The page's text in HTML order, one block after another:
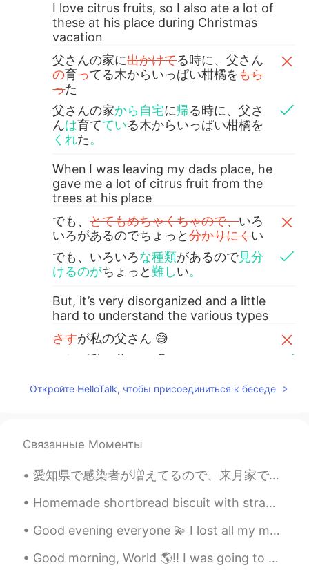
I love citrus fruits, so I also ate a lot of
these at his place during Christmas
vacation
父さんの家に出かけてる時に、父さん
の育ってる木からいっぱい柑橘をもら
った
父さんの家から自宅に帰る時に、父さ
んは育てている木からいっぱい柑橘を
くれた。
When I was leaving my dads place, he
gave me a lot of citrus fruit from the
trees at his place
でも、とてもめちゃくちゃので、いろ
いろがあるのでちょっと分かりにくい
でも、いろいろな種類があるので見分
けるのがちょっと難しい。
But, it’s very disorganized and a little
hard to understand the various types
さすが私の父さん 😅
これ
が私の父さん 😅
This is just like my dad
JP EN
オレンジ🍊大好物です😊😋 うらやましい
です！✨
Noriko のりこ 2020.01.09 05:33
JP EN
私も大好きです。 今、日本では「紅まどん
な」がおいしいですよ😍🎶 オレンジ色がと
Откройте HelloTalk, чтобы присоединиться к беседе
Связанные Моменты
愛知県で感染者が増えてるので、来月家で仕事ということになりました。 毎朝出社するとき、おはようと、帰るとき、またねと挨拶してくれてたこの人形としばらく会えなくなります。😬 週一回でも出社する...
Homemade shortbread biscuit with strawberry jam filling! 😋🍓🍓🍓 When you know how to bake , life i...
Good evening everyone 💫 I lost all my messages today 😂😕 How was your weekend? 😎 If we had a conv...
Good morning, World 🌎!! I was going to go to the gym this morning, but I decided to test my lun...